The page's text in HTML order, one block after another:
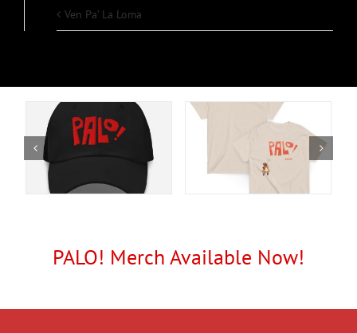
Ven Pa’ La Loma
PALO! Merch Available Now!